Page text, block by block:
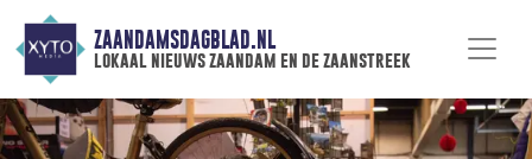
ZAANDAMSDAGBLAD.NL
lokaal nieuws zaandam en de zaanstreek